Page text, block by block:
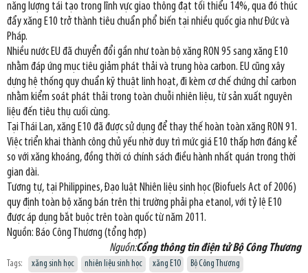
năng lượng tái tạo trong lĩnh vực giao thông đạt tối thiểu 14%, qua đó thúc
đẩy xăng E10 trở thành tiêu chuẩn phổ biến tại nhiều quốc gia như Đức và
Pháp.
Nhiều nước EU đã chuyển đổi gần như toàn bộ xăng RON 95 sang xăng E10
nhằm đáp ứng mục tiêu giảm phát thải và trung hòa carbon. EU cũng xây
dựng hệ thống quy chuẩn kỹ thuật linh hoạt, đi kèm cơ chế chứng chỉ carbon
nhằm kiểm soát phát thải trong toàn chuỗi nhiên liệu, từ sản xuất nguyên
liệu đến tiêu thụ cuối cùng.
Tại Thái Lan, xăng E10 đã được sử dụng để thay thế hoàn toàn xăng RON 91.
Việc triển khai thành công chủ yếu nhờ duy trì mức giá E10 thấp hơn đáng kể
so với xăng khoáng, đồng thời có chính sách điều hành nhất quán trong thời
gian dài.
Tương tự, tại Philippines, Đạo luật Nhiên liệu sinh học (Biofuels Act of 2006)
quy định toàn bộ xăng bán trên thị trường phải pha etanol, với tỷ lệ E10
được áp dụng bắt buộc trên toàn quốc từ năm 2011.
Nguồn: Báo Công Thương (tổng hợp)
Nguồn:Cổng thông tin điện tử Bộ Công Thương
Tags: xăng sinh học nhiên liệu sinh học xăng E10 Bộ Công Thương